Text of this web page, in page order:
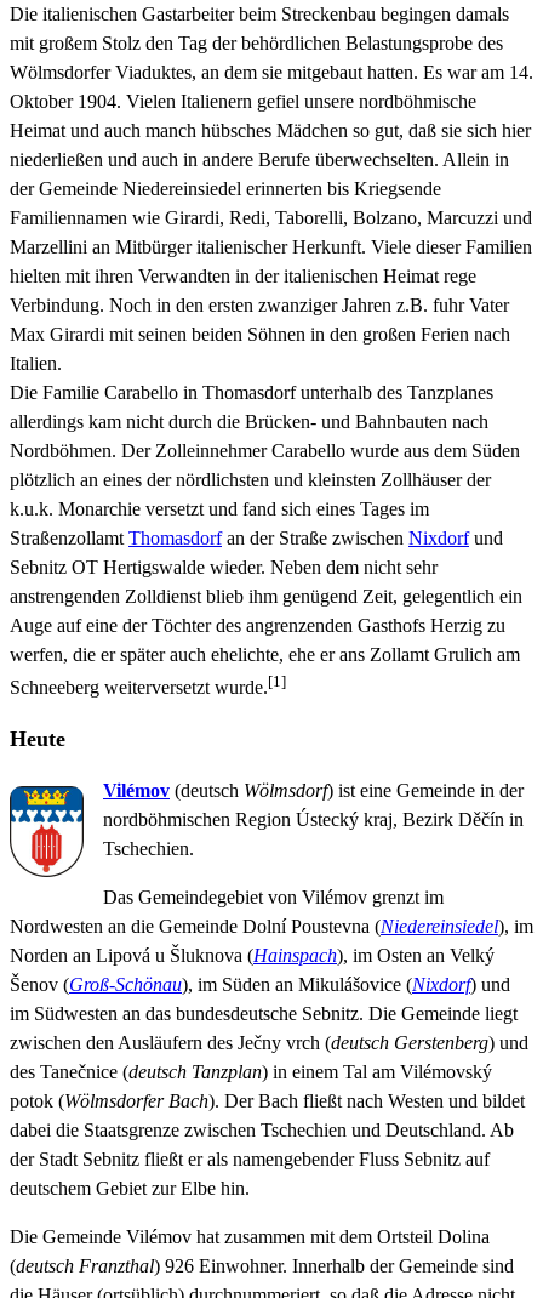
Die italienischen Gastarbeiter beim Streckenbau begingen damals
mit großem Stolz den Tag der behördlichen Belastungsprobe des
Wölmsdorfer Viaduktes, an dem sie mitgebaut hatten. Es war am 14.
Oktober 1904. Vielen Italienern gefiel unsere nordböhmische
Heimat und auch manch hübsches Mädchen so gut, daß sie sich hier
niederließen und auch in andere Berufe überwechselten. Allein in
der Gemeinde Niedereinsiedel erinnerten bis Kriegsende
Familiennamen wie Girardi, Redi, Taborelli, Bolzano, Marcuzzi und
Marzellini an Mitbürger italienischer Herkunft. Viele dieser Familien
hielten mit ihren Verwandten in der italienischen Heimat rege
Verbindung. Noch in den ersten zwanziger Jahren z.B. fuhr Vater
Max Girardi mit seinen beiden Söhnen in den großen Ferien nach
Italien.
Die Familie Carabello in Thomasdorf unterhalb des Tanzplanes
allerdings kam nicht durch die Brücken- und Bahnbauten nach
Nordböhmen. Der Zolleinnehmer Carabello wurde aus dem Süden
plötzlich an eines der nördlichsten und kleinsten Zollhäuser der
k.u.k. Monarchie versetzt und fand sich eines Tages im
Straßenzollamt Thomasdorfan der Straße zwischen Nixdorfund
Sebnitz OT Hertigswalde wieder. Neben dem nicht sehr
anstrengenden Zolldienst blieb ihm genügend Zeit, gelegentlich ein
Auge auf eine der Töchter des angrenzenden Gasthofs Herzig zu
werfen, die er später auch ehelichte, ehe er ans Zollamt Grulich am
Schneeberg weiterversetzt wurde.[1]
Heute
Vilémov (deutsch Wölmsdorf) ist eine Gemeinde in der
nordböhmischen Region Ústecký kraj, Bezirk Děčín in
Tschechien.
Das Gemeindegebiet von Vilémov grenzt im
Nordwesten an die Gemeinde Dolní Poustevna (Niedereinsiedel), im
Norden an Lipová u Šluknova (Hainspach), im Osten an Velký
Šenov (Groß-Schönau), im Süden an Mikulášovice (Nixdorf) und
im Südwesten an das bundesdeutsche Sebnitz. Die Gemeinde liegt
zwischen den Ausläufern des Ječny vrch (deutsch Gerstenberg) und
des Tanečnice (deutsch Tanzplan) in einem Tal am Vilémovský
potok (Wölmsdorfer Bach). Der Bach fließt nach Westen und bildet
dabei die Staatsgrenze zwischen Tschechien und Deutschland. Ab
der Stadt Sebnitz fließt er als namengebender Fluss Sebnitz auf
deutschem Gebiet zur Elbe hin.
Die Gemeinde Vilémov hat zusammen mit dem Ortsteil Dolina
(deutsch Franzthal) 926 Einwohner. Innerhalb der Gemeinde sind